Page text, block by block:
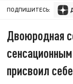
ПОДПИШИТЕСЬ:
Двоюродная
присвоил